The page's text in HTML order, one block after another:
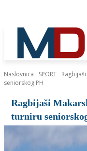
Naslovnica SPORT
seniorskog PH
Ragbijaši
turniru